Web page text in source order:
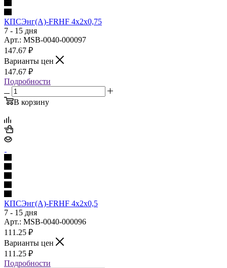
КПСЭнг(А)-FRHF 4х2х0,75
7 - 15 дня
Арт.: MSB-0040-000097
147.67 ₽
Варианты цен
147.67 ₽
Подробности
В корзину
КПСЭнг(А)-FRHF 4х2х0,5
7 - 15 дня
Арт.: MSB-0040-000096
111.25 ₽
Варианты цен
111.25 ₽
Подробности